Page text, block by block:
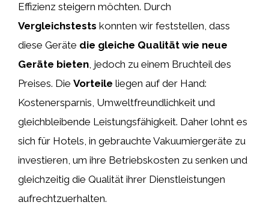
Effizienz steigern möchten. Durch
Vergleichstests konnten wir feststellen, dass
diese Geräte die gleiche Qualität wie neue
Geräte bieten, jedoch zu einem Bruchteil des
Preises. Die Vorteile liegen auf der Hand:
Kostenersparnis, Umweltfreundlichkeit und
gleichbleibende Leistungsfähigkeit. Daher lohnt es
sich für Hotels, in gebrauchte Vakuumiergeräte zu
investieren, um ihre Betriebskosten zu senken und
gleichzeitig die Qualität ihrer Dienstleistungen
aufrechtzuerhalten.